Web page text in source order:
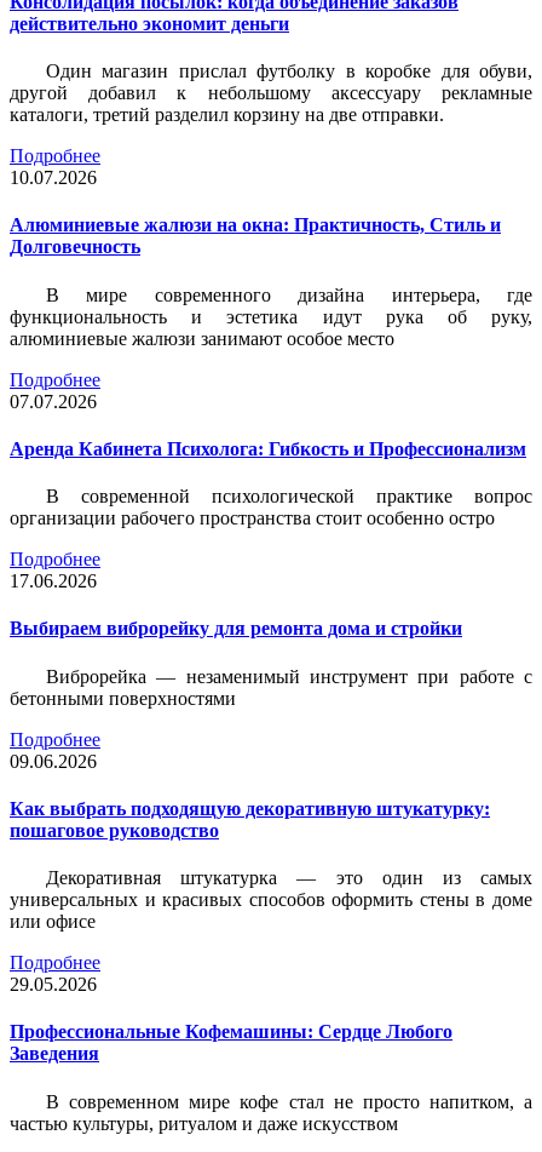
действительно экономит деньги
Один магазин прислал футболку в коробке для обуви,
другой добавил к небольшому аксессуару рекламные
каталоги, третий разделил корзину на две отправки.
Подробнее
10.07.2026
Алюминиевые жалюзи на окна: Практичность, Стиль и
Долговечность
В мире современного дизайна интерьера, где
функциональность и эстетика идут рука об руку,
алюминиевые жалюзи занимают особое место
Подробнее
07.07.2026
Аренда Кабинета Психолога: Гибкость и Профессионализм
В современной психологической практике вопрос
организации рабочего пространства стоит особенно остро
Подробнее
17.06.2026
Выбираем виброрейку для ремонта дома и стройки
Виброрейка — незаменимый инструмент при работе с
бетонными поверхностями
Подробнее
09.06.2026
Как выбрать подходящую декоративную штукатурку:
пошаговое руководство
Декоративная штукатурка — это один из самых
универсальных и красивых способов оформить стены в доме
или офисе
Подробнее
29.05.2026
Профессиональные Кофемашины: Сердце Любого
Заведения
В современном мире кофе стал не просто напитком, а
частью культуры, ритуалом и даже искусством